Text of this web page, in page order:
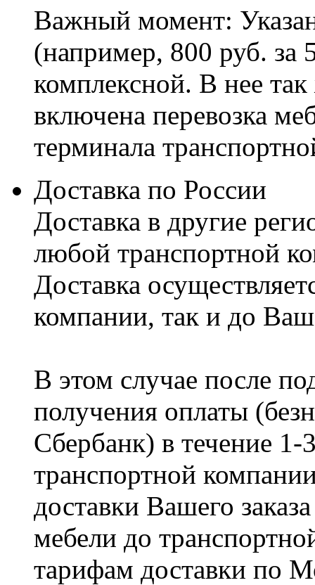
Важный момент:
(например, 800 руб. за
комплексной. В нее
включена перевозка
терминала
Доставка по России
Доставка в другие
любой транспортной
Доставка
компании, так и до
В этом случае после
получения оплаты
Сбербанк) в течение
транспортной
доставки Вашего
мебели до
тарифам доставки по